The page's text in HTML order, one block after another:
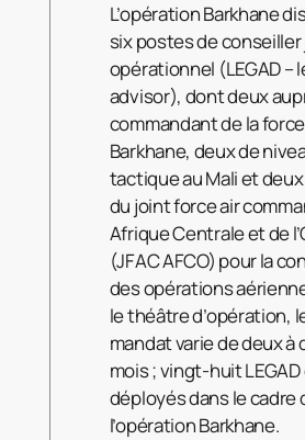
L’opération Barkhane
six postes de
opérationnel (LEGAD –
advisor), dont deux
commandant de la force
Barkhane, deux de
tactique au Mali et
du joint force air
Afrique Centrale et de
(JFAC AFCO) pour la
des opérations
le théâtre d’opération,
mandat varie de deux à
mois ; vingt-huit
déployés dans le cadre
l’opération Barkhane.